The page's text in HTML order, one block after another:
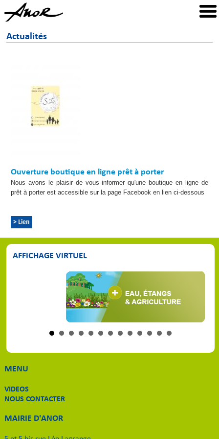
Actualités
Ouverture boutique en ligne prêt à porter
Nous avons le plaisir de vous informer qu'une boutique en ligne de
prêt à porter est accessible sur la page Facebook en lien ci-dessous
> Lien
AFFICHAGE VIRTUEL
MENU
VIDEOS
NOUS CONTACTER
MAIRIE D'ANOR